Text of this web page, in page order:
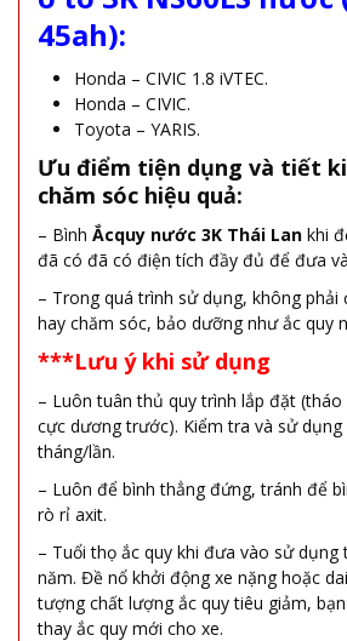
45ah):
Honda – CIVIC 1.8 iVTEC.
Honda – CIVIC.
Toyota – YARIS.
Ưu điểm tiện dụng và tiết
chăm sóc hiệu quả:
– Bình Ắcquy nước 3K Thái Lan khi
đã có đã có điện tích đầy đủ để đưa
– Trong quá trình sử dụng, không phải
hay chăm sóc, bảo dưỡng như ắc quy
***Lưu ý khi sử dụng
– Luôn tuân thủ quy trình lắp đặt
cực dương trước). Kiểm tra và sử dụng
tháng/lần.
– Luôn để bình thẳng đứng, tránh để
rò rỉ axit.
– Tuổi thọ ắc quy khi đưa vào sử
năm. Đề nổ khởi động xe nặng hoặc
tượng chất lượng ắc quy tiêu giảm,
thay ắc quy mới cho xe.